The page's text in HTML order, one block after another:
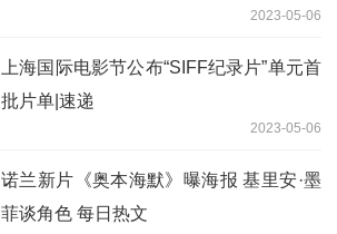
2023-05-06
上海国际电影节公布“SIFF纪录片”单元首
批片单|速递
2023-05-06
诺兰新片《奥本海默》曝海报 基里安·墨
菲谈角色 每日热文